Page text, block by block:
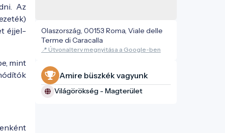
Az
éjjel-
mint
Olaszország, 00153 Roma, Viale delle
Terme di Caracalla
📍 Útvonalterv megnyitása a Google-ben
Amire büszkék vagyunk
Világörökség - Magterület